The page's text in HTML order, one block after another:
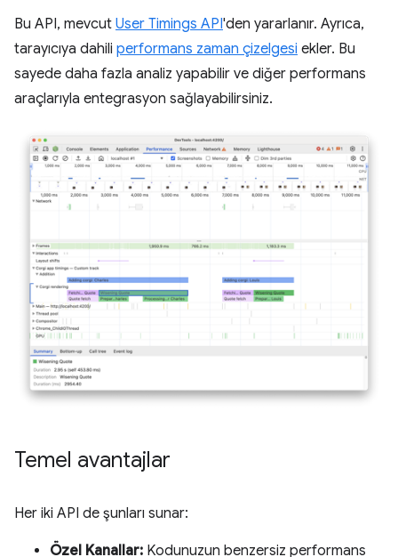
Bu API, mevcut User Timings API'den yararlanır. Ayrıca,
tarayıcıya dahili performans zaman çizelgesi ekler. Bu
sayede daha fazla analiz yapabilir ve diğer performans
araçlarıyla entegrasyon sağlayabilirsiniz.
Temel avantajlar
Her iki API de şunları sunar:
Özel Kanallar: Kodunuzun benzersiz performans